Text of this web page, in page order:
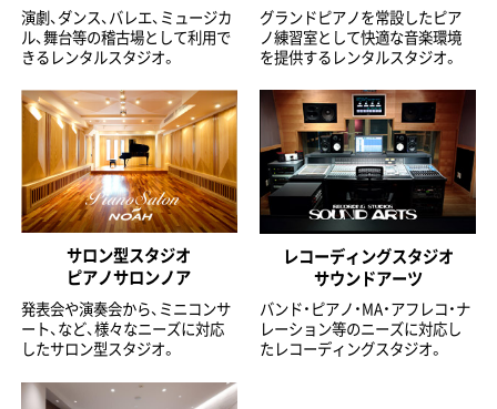
演劇、ダンス、バレエ、ミュージカ
ル、舞台等の稽古場として利用で
きるレンタルスタジオ。
グランドピアノを常設したピア
ノ練習室として快適な音楽環境
を提供するレンタルスタジオ。
サロン型スタジオ
ピアノサロンノア
発表会や演奏会から、ミニコンサ
ート、など、様々なニーズに対応
したサロン型スタジオ。
レコーディングスタジオ
サウンドアーツ
バンド・ピアノ・MA・アフレコ・ナ
レーション等のニーズに対応し
たレコーディングスタジオ。